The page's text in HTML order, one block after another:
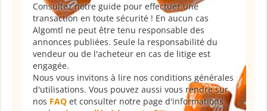
Consultez notre guide pour effectuer une
transaction en toute sécurité ! En aucun cas
Algomtl ne peut être tenu responsable des
annonces publiées. Seule la responsabilité du
vendeur ou de l'acheteur en cas de litige est
engagée.
Nous vous invitons à lire nos conditions générales
d'utilisations. Vous pouvez aussi vous rendre sur
nos FAQ et consulter notre page d'informations